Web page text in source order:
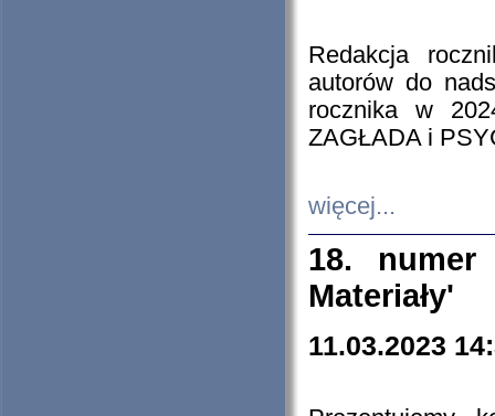
Redakcja
autorów do
rocznika w
ZAGŁADA i
więcej...
18. numer
Materiały'
11.03.2023